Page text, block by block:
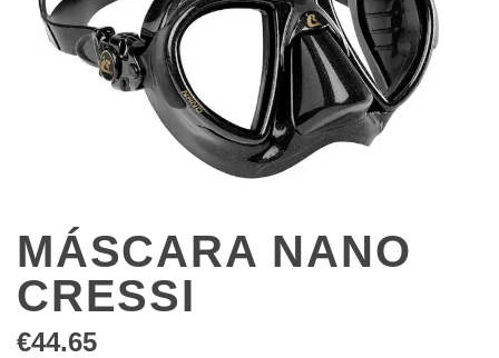
MÁSCARA NANO
CRESSI
€44.65